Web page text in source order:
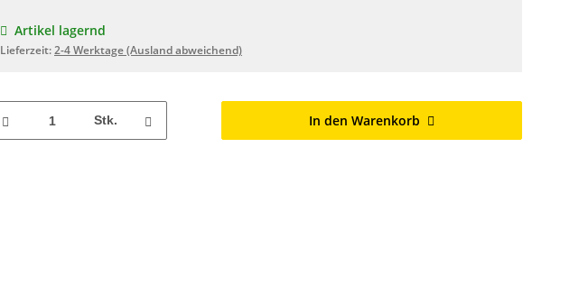
Artikel lagernd
Lieferzeit:2-4 Werktage(Ausland abweichend)
Stk. In den Warenkorb